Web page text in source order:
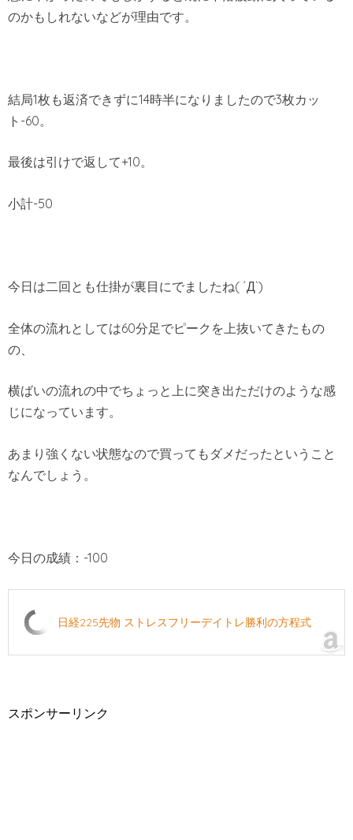
のかもしれないなどが理由です。
結局1枚も返済できずに14時半になりましたので3枚カッ
ト-60。
最後は引けで返して+10。
小計-50
今日は二回とも仕掛が裏目にでましたね( ´Д`)
全体の流れとしては60分足でピークを上抜いてきたもの
の、
横ばいの流れの中でちょっと上に突き出ただけのような感
じになっています。
あまり強くない状態なので買ってもダメだったということ
なんでしょう。
今日の成績：-100
日経225先物 ストレスフリーデイトレ勝利の方程式
スポンサーリンク